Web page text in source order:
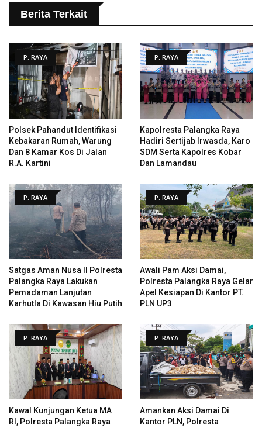
Berita Terkait
P. RAYA
Polsek Pahandut Identifikasi
Kebakaran Rumah, Warung
Dan 8 Kamar Kos Di Jalan
R.A. Kartini
P. RAYA
Kapolresta Palangka Raya
Hadiri Sertijab Irwasda, Karo
SDM Serta Kapolres Kobar
Dan Lamandau
P. RAYA
Satgas Aman Nusa II Polresta
Palangka Raya Lakukan
Pemadaman Lanjutan
Karhutla Di Kawasan Hiu Putih
P. RAYA
Awali Pam Aksi Damai,
Polresta Palangka Raya Gelar
Apel Kesiapan Di Kantor PT.
PLN UP3
P. RAYA
Kawal Kunjungan Ketua MA
RI, Polresta Palangka Raya
P. RAYA
Amankan Aksi Damai Di
Kantor PLN, Polresta